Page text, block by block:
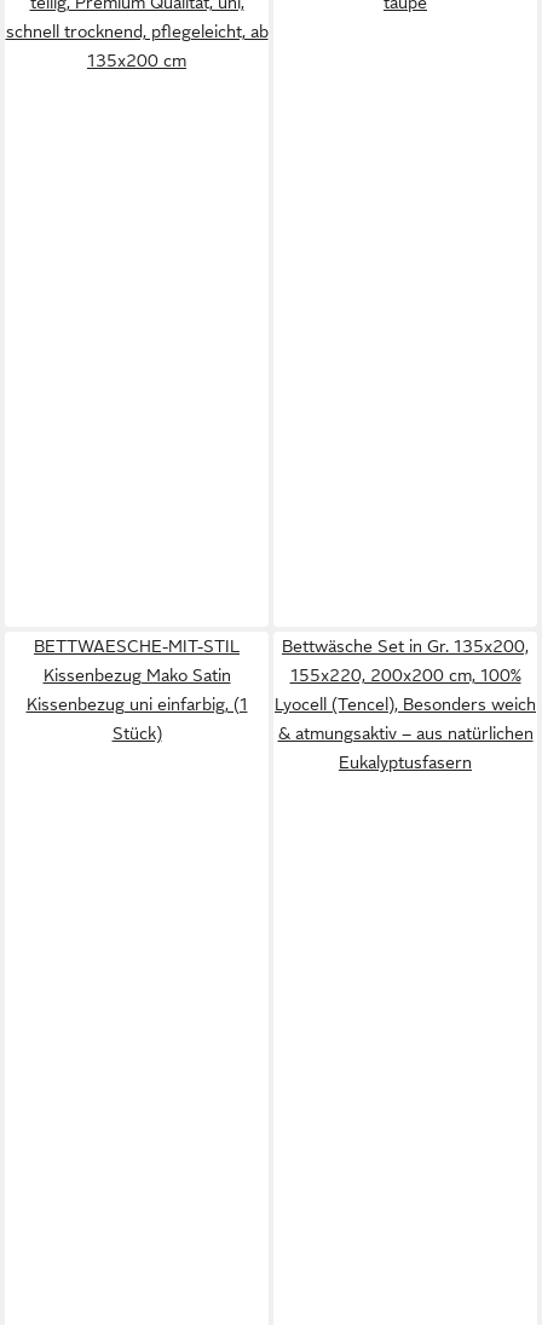
schnell trocknend, pflegeleicht, ab
135x200 cm
BETTWAESCHE-MIT-STIL
Kissenbezug Mako Satin
Kissenbezug uni einfarbig, (1
Stück)
Bettwäsche Set in Gr. 135x200,
155x220, 200x200 cm, 100%
Lyocell (Tencel), Besonders weich
& atmungsaktiv – aus natürlichen
Eukalyptusfasern